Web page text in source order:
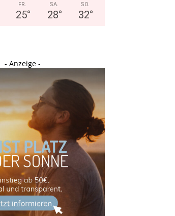
FR.
25°
SA.
28°
SO.
32°
- Anzeige -